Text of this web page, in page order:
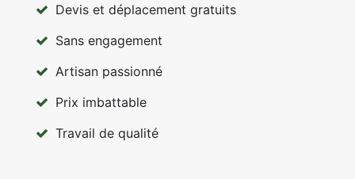
Devis et déplacement gratuits
Sans engagement
Artisan passionné
Prix imbattable
Travail de qualité